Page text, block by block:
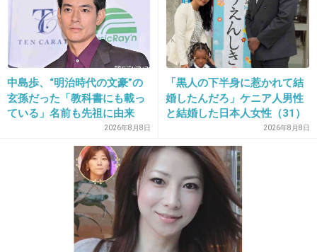
2026/06/03(水) 11:16:53
姉の生首を愛でる繭
+0 -3
2026/06/03(水) 11:17:32
つづきはまだでしょうか
中島歩、“明治時代の文豪”の
玄孫だった「教科書にも載っ
ている」名前も先祖に由来
2026年8月8日
「黒人の下半身に惹かれて結
婚したんだろ」ケニア人男性
と結婚した日本人女性（31）
に“誹謗中傷”殺到…本人が語
る、日本で感じる“外国人差
別”のリアル
2026年8月8日